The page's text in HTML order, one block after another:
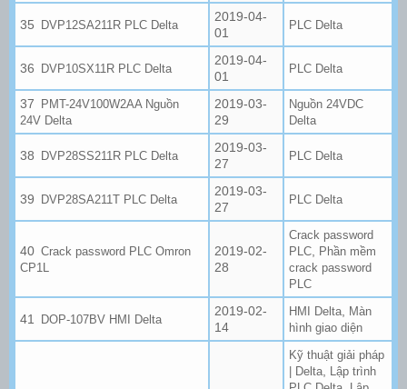
DVP12SA211R PLC Delta
2019-04-
01
PLC Delta
DVP10SX11R PLC Delta
2019-04-
01
PLC Delta
PMT-24V100W2AA Nguồn
24V Delta
2019-03-
29
Nguồn 24VDC
Delta
DVP28SS211R PLC Delta
2019-03-
27
PLC Delta
DVP28SA211T PLC Delta
2019-03-
27
PLC Delta
Crack password PLC Omron
CP1L
2019-02-
28
Crack password
PLC
Phần mềm
crack password
PLC
DOP-107BV HMI Delta
2019-02-
14
HMI Delta
Màn
hình giao diện
Kỹ thuật giải pháp
| Delta
Lập trình